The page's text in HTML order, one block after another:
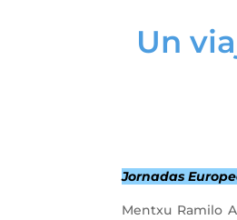
Un
Jornadas
Mentxu Ramilo